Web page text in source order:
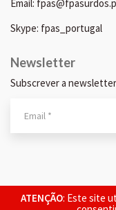
ATENÇÃO: Este site
Email:
Skype: fpas_portugal
Newsletter
Subscrever a newsletter
© 2026